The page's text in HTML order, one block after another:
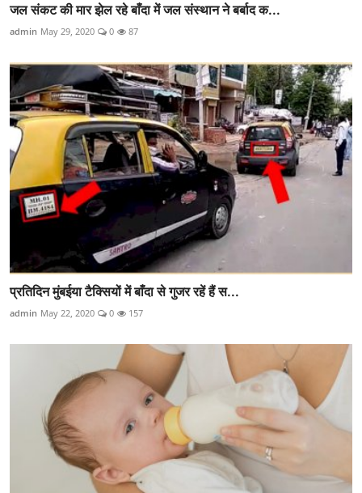
जल संकट की मार झेल रहे बाँदा में जल संस्थान ने बर्बाद क...
admin May 29, 2020 0 87
प्रतिदिन मुंबईया टैक्सियों में बाँदा से गुजर रहें हैं स...
admin May 22, 2020 0 157